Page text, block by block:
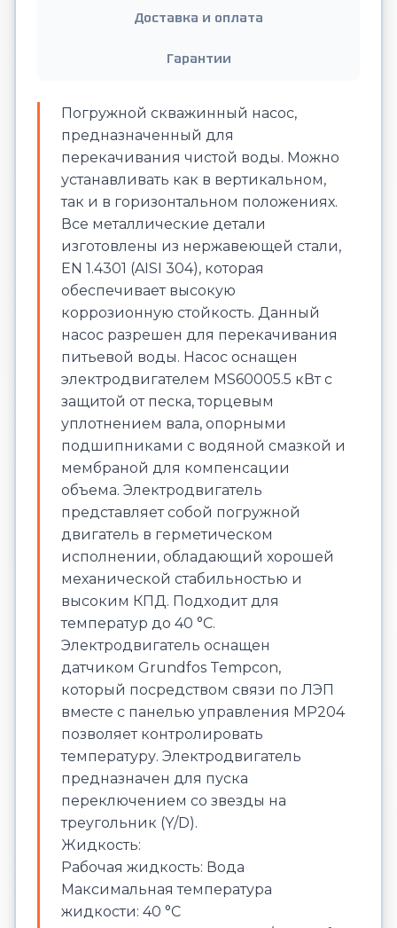
Доставка и оплата
Гарантии
Погружной скважинный насос,
предназначенный для
перекачивания чистой воды. Можно
устанавливать как в вертикальном,
так и в горизонтальном положениях.
Все металлические детали
изготовлены из нержавеющей стали,
EN 1.4301 (AISI 304), которая
обеспечивает высокую
коррозионную стойкость. Данный
насос разрешен для перекачивания
питьевой воды. Насос оснащен
электродвигателем MS60005.5 кВт с
защитой от песка, торцевым
уплотнением вала, опорными
подшипниками с водяной смазкой и
мембраной для компенсации
объема. Электродвигатель
представляет собой погружной
двигатель в герметическом
исполнении, обладающий хорошей
механической стабильностью и
высоким КПД. Подходит для
температур до 40 °C.
Электродвигатель оснащен
датчиком Grundfos Tempcon,
который посредством связи по ЛЭП
вместе с панелью управления MP204
позволяет контролировать
температуру. Электродвигатель
предназначен для пуска
переключением со звезды на
треугольник (Y/D).
Жидкость:
Рабочая жидкость: Вода
Максимальная температура
жидкости: 40 °C